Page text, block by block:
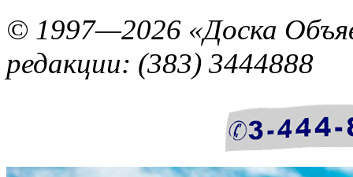
© 1997—2026 «Доска
редакции: (383) 3444888